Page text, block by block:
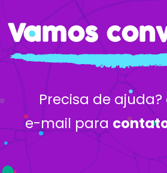
Vamos
Precisa de
e-mail para